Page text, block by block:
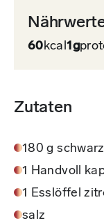
60kcal1g
Zutaten
180 g
1 Handvoll
1 Esslöffel
salz